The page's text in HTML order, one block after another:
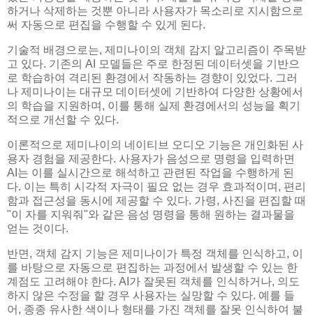
하거나 삭제하는 것뿐 아니라 사용자가 목소리로 지시함으로
써 자동으로 편집을 수행할 수 있게 된다.
기술적 배경으로는, 제미나이의 객체 감지 알고리즘이 주목받
고 있다. 기존의 AI 모델들은 주로 한정된 데이터셋을 기반으
로 학습하여 격리된 환경에서 작동하는 경향이 있었다. 그러
나 제미나이는 대규모 데이터셋에 기반하여 다양한 상황에서
의 학습을 지원하며, 이를 통해 실제 환경에서의 성능을 획기
적으로 개선할 수 있다.
이론적으로 제미나이의 네이티브 오디오 기능은 개인화된 사
용자 경험을 제공한다. 사용자가 음성으로 명령을 입력하면
AI는 이를 실시간으로 해석하고 관련된 작업을 수행하게 된
다. 이는 특히 시각적 자극이 필요 없는 경우 효과적이며, 편리
함과 접근성을 동시에 제공할 수 있다. 가령, 사진을 편집할 때
"이 자를 지워줘"와 같은 음성 명령을 통해 원하는 결과물을
얻는 것이다.
반면, 객체 감지 기능은 제미나이가 특정 객체를 인식하고, 이
를 바탕으로 자동으로 편집하는 과정에서 발생할 수 있는 한
계점도 고려해야 한다. AI가 잘못된 객체를 인식하거나, 의도
하지 않은 수정을 할 경우 사용자는 실망할 수 있다. 예를 들
어, 종종 유사한 색이나 형태를 가진 객체를 잘못 인식하여 불